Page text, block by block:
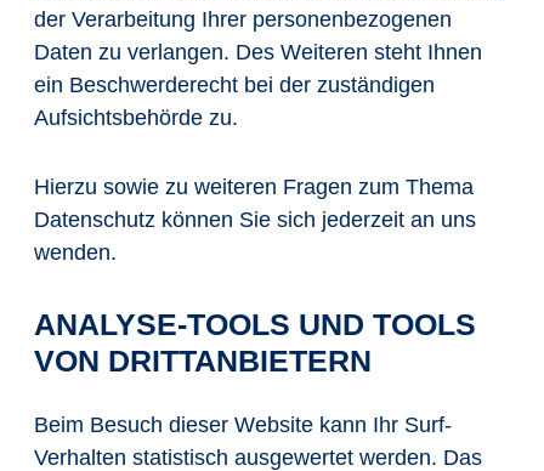
der Verarbeitung Ihrer personenbezogenen
Daten zu verlangen. Des Weiteren steht Ihnen
ein Beschwerderecht bei der zuständigen
Aufsichtsbehörde zu.
Hierzu sowie zu weiteren Fragen zum Thema
Datenschutz können Sie sich jederzeit an uns
wenden.
ANALYSE-TOOLS UND TOOLS
VON DRITT­ANBIETERN
Beim Besuch dieser Website kann Ihr Surf-
Verhalten statistisch ausgewertet werden. Das